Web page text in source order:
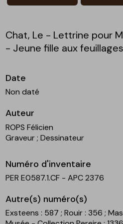
Chat, Le - Lettrine pour
- Jeune fille aux feuillages
Date
Non daté
Auteur
ROPS Félicien
Graveur; Dessinateur
Numéro d'inventaire
PER E0587.1.CF - APC 2376
Autre(s) numéro(s)
Exsteens : 587; Rouir : 356;